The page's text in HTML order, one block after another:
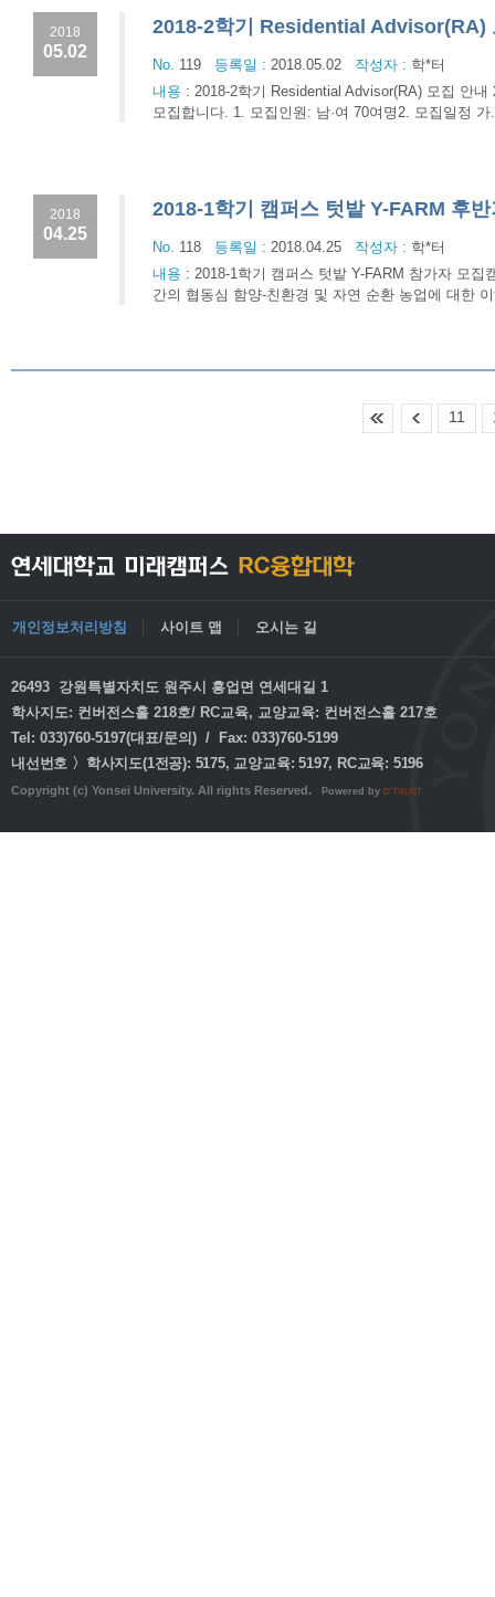
2018
05.02
2018-2학기 Residential Advisor(RA)
No. 119 등록일 : 2018.05.02 작성자 : 학*터
내용 : 2018-2학기 Residential Advisor(RA) 모집 안
모집합니다. 1. 모집인원: 남·여 70여명2. 모집일정
2018
04.25
2018-1학기 캠퍼스 텃밭 Y-FARM 후
No. 118 등록일 : 2018.04.25 작성자 : 학*터
내용 : 2018-1학기 캠퍼스 텃밭 Y-FARM 참가자 모집
간의 협동심 함양-친환경 및 자연 순환 농업에 대한
11
개인정보처리방침 사이트 맵 오시는 길
26493 강원특별자치도 원주시 흥업면 연세대길 1
학사지도: 컨버전스홀 218호/ RC교육, 교양교육: 컨버전스홀 217호
Tel: 033)760-5197(대표/문의) / Fax: 033)760-5199
내선번호 〉학사지도(1전공): 5175, 교양교육: 5197, RC교육: 5196
Copyright (c) Yonsei University. All rights Reserved. Powered by D'TRUST